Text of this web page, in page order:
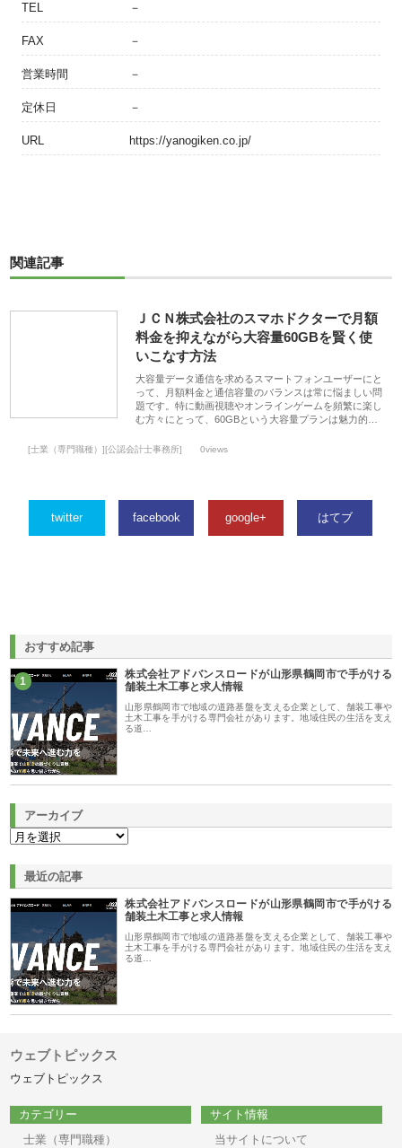
TEL －
FAX －
営業時間 －
定休日 －
URL https://yanogiken.co.jp/
関連記事
ＪＣＮ株式会社のスマホドクターで月額
料金を抑えながら大容量60GBを賢く使
いこなす方法
大容量データ通信を求めるスマートフォンユーザーにと
って、月額料金と通信容量のバランスは常に悩ましい問
題です。特に動画視聴やオンラインゲームを頻繁に楽し
む方々にとって、60GBという大容量プランは魅力的…
[士業（専門職種）][公認会計士事務所] 0views
twitter facebook google+ はてブ
おすすめ記事
1
株式会社アドバンスロードが山形県鶴岡市で手がける
舗装土木工事と求人情報
山形県鶴岡市で地域の道路基盤を支える企業として、舗装工事や
土木工事を手がける専門会社があります。地域住民の生活を支え
る道…
アーカイブ
最近の記事
株式会社アドバンスロードが山形県鶴岡市で手がける
舗装土木工事と求人情報
山形県鶴岡市で地域の道路基盤を支える企業として、舗装工事や
土木工事を手がける専門会社があります。地域住民の生活を支え
る道…
ウェブトピックス
ウェブトピックス
カテゴリー
士業（専門職種）
サイト情報
当サイトについて